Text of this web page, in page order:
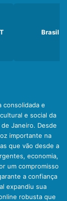
Brasil
consolidada e
e social da
Janeiro. Desde
importante na
que vão desde a
economia,
um compromisso
a confiança
expandiu sua
robusta que